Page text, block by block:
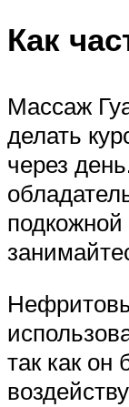
Как
Массаж
делать
через
подкожной
так как он